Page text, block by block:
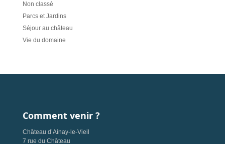
Non classé
Parcs et Jardins
Séjour au château
Vie du domaine
Comment venir ?
Château d’Ainay-le-Vieil
7 rue du Château